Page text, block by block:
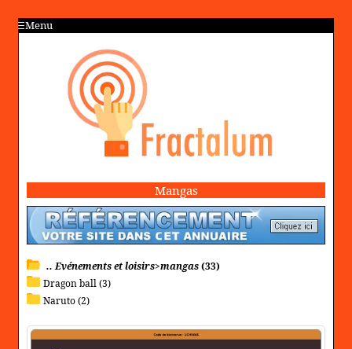
Menu
Mangas
.. Evénements et loisirs>mangas(33)
Dragon ball (3)
Naruto (2)